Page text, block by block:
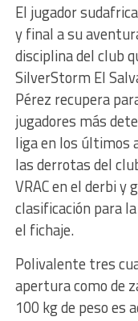
El jugador
y final a su
disciplina del club
SilverStorm El
Pérez recupera
jugadores más
liga en los últimos
las derrotas del
VRAC en el derbi y
clasificación para
el fichaje.
Polivalente tres
apertura como de
100 kg de peso es